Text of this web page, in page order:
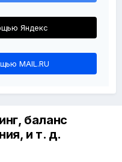
Яндекс
MAIL.RU
баланс
и т. д.